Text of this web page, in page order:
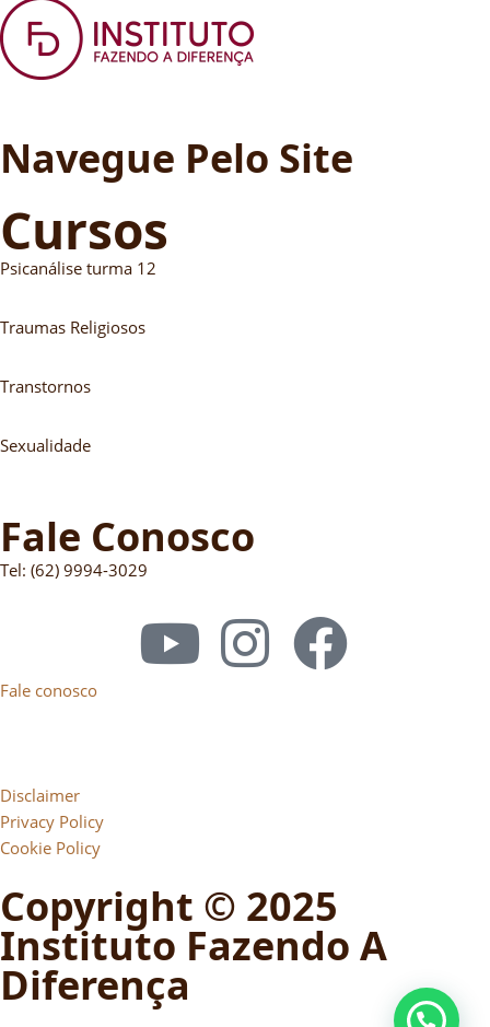
Navegue Pelo Site
Cursos
Psicanálise turma 12
Traumas Religiosos
Transtornos
Sexualidade
Fale Conosco
Tel: (62) 9994-3029
Fale conosco
Disclaimer
Privacy Policy
Cookie Policy
Copyright © 2025
Instituto Fazendo A
Diferença